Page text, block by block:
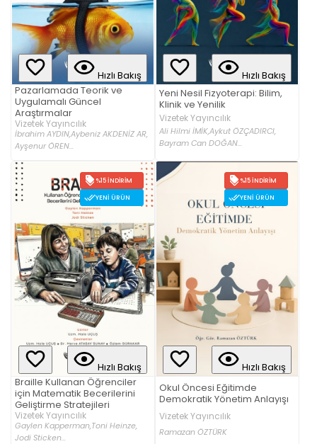
Hızlı Bakış
Pazarlamada Teorik ve
Uygulamalı Güncel
Araştırmalar
Vizetek Yayıncılık
İbrahim AYDIN,Aybeniz AKDENİZ AR,
Ayşenur ÖREN...
Hızlı Bakış
Yeni Nesil Fizyoterapi: Bilim,
Klinik ve Yenilik
Vizetek Yayıncılık
Ali Hilmi İMİK,Aykut ÖZÇADIRCI,
Bayram Can DOĞAN...
%15 İNDIRIM
YENI ÜRÜN
Hızlı Bakış
Braille Kullanan Öğrenciler
için Matematik Becerilerini
Geliştirme Stratejileri
Vizetek Yayıncılık
Gaylen Kapperman,Toni Heinze,
Jodi Sticken...
%15 İNDIRIM
YENI ÜRÜN
Hızlı Bakış
Okul Öncesi Eğitimde
Demokratik Yönetim Anlayışı
Vizetek Yayıncılık
Ramazan ÖZTÜRK